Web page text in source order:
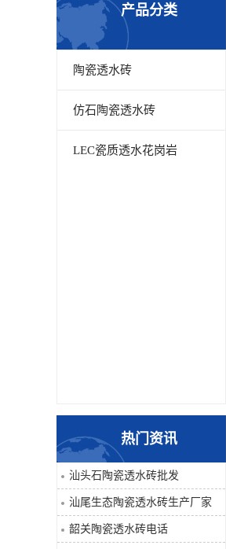
产品分类
陶瓷透水砖
仿石陶瓷透水砖
LEC瓷质透水花岗岩
热门资讯
汕头石陶瓷透水砖批发
汕尾生态陶瓷透水砖生产厂家
韶关陶瓷透水砖电话